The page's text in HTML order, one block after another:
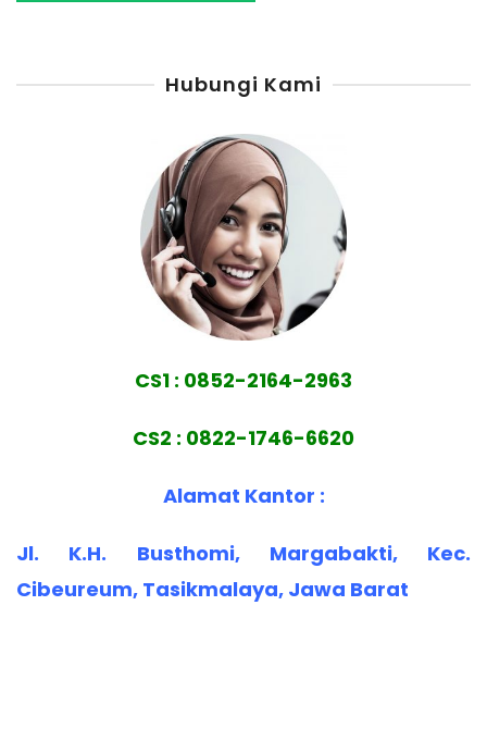
Hubungi Kami
CS1 : 0852-2164-2963
CS2 : 0822-1746-6620
Alamat Kantor :
Jl. K.H. Busthomi, Margabakti, Kec.
Cibeureum, Tasikmalaya, Jawa Barat